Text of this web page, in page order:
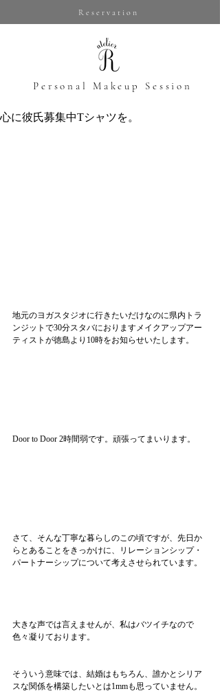
Reservation
​Personal Makeup Session
心に彼氏募集中Tシャツを。
地元のヨガスタジオに行きたいだけなのに県内トラ
ンジットで30分スタバにおりますメイクアップアー
ティストが徳島より10時をお知らせいたします。
Door to Door 2時間弱です。頑張ってまいります。
さて、そんな丁寧な暮らしのこの頃ですが、先日か
らとあることをきっかけに、リレーションシップ・
パートナーシップについて考えさせられています。
大きな声では言えませんが、私はバツイチなので
色々凝りております。
そういう意味では、結婚はもちろん、誰かとシリア
スな関係を構築したいとは1mmも思っていません。